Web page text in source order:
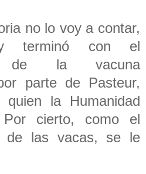
no lo voy a contar,
terminó con el
de la vacuna
parte de Pasteur,
la Humanidad
cierto, como el
de las vacas, se le